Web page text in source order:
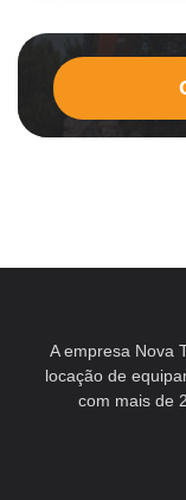
A empresa Nova
locação de
com mais de